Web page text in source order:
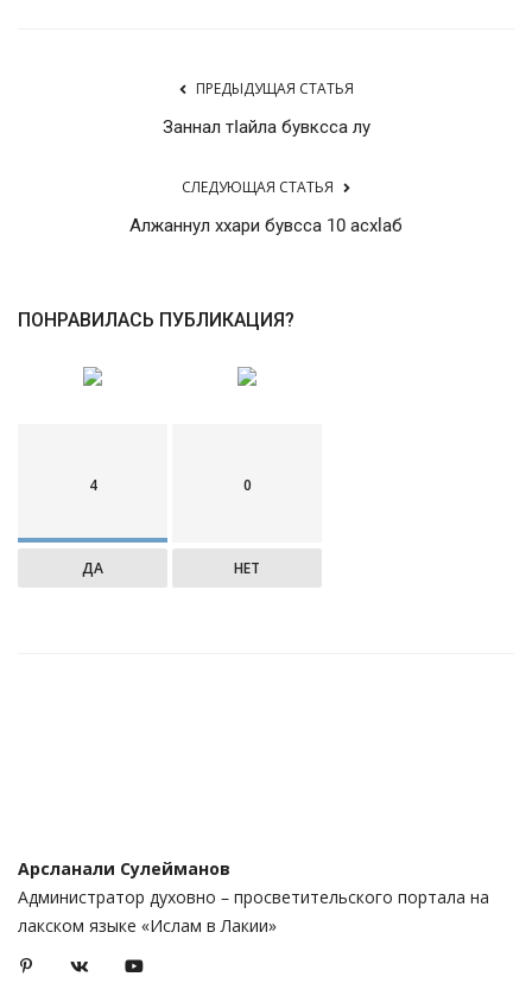
ПРЕДЫДУЩАЯ СТАТЬЯ
Заннал тIайла бувксса лу
СЛЕДУЮЩАЯ СТАТЬЯ
Алжаннул ххари бувсса 10 асхlаб
ПОНРАВИЛАСЬ ПУБЛИКАЦИЯ?
4
ДА
0
НЕТ
Арсланали Сулейманов
Администратор духовно – просветительского портала на
лакском языке «Ислам в Лакии»